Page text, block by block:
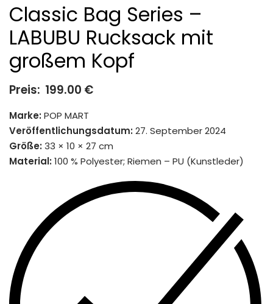
Classic Bag Series –
LABUBU Rucksack mit
großem Kopf
Preis: 199.00 €
Marke: POP MART
Veröffentlichungsdatum: 27. September 2024
Größe: 33 × 10 × 27 cm
Material: 100 % Polyester; Riemen – PU (Kunstleder)